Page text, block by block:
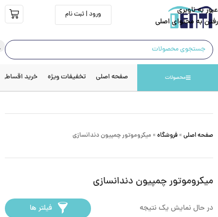
عبور به ناوبری
رفتن به محتوای اصلی
ورود | ثبت نام
محصولات صفحه اصلی تخفیفات ویژه خرید اقساطی
صفحه اصلی » فروشگاه » میکروموتور چمپیون دندانسازی
میکروموتور چمپیون دندانسازی
در حال نمایش یک نتیجه فیلتر ها